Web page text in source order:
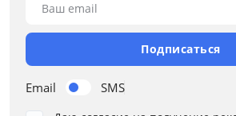
Email SMS
Ваш email
Подписаться